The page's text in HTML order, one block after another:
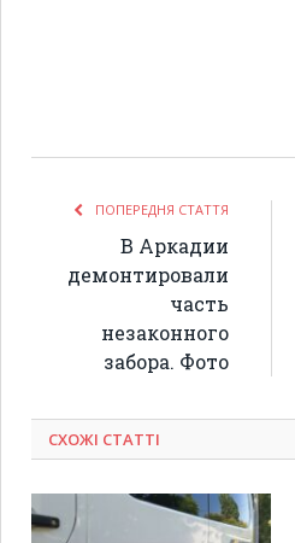
ПОПЕРЕДНЯ СТАТТЯ
В Аркадии
демонтировали
часть
незаконного
забора. Фото
СХОЖІ СТАТТІ